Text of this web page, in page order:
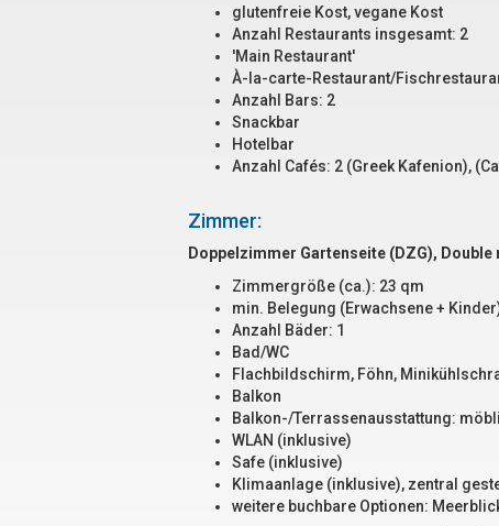
glutenfreie Kost, vegane Kost
Anzahl Restaurants insgesamt: 2
'Main Restaurant'
À-la-carte-Restaurant/
Anzahl Bars: 2
Snackbar
Hotelbar
Anzahl Cafés: 2 (Greek Kafenion),
Zimmer:
Doppelzimmer Gartenseite (DZG),
Zimmergröße (ca.): 23 qm
min. Belegung (Erwachsene +
Anzahl Bäder: 1
Bad/WC
Flachbildschirm, Föhn,
Balkon
Balkon-/Terrassenausstattung:
WLAN (inklusive)
Safe (inklusive)
Klimaanlage (inklusive), zentral
weitere buchbare Optionen: